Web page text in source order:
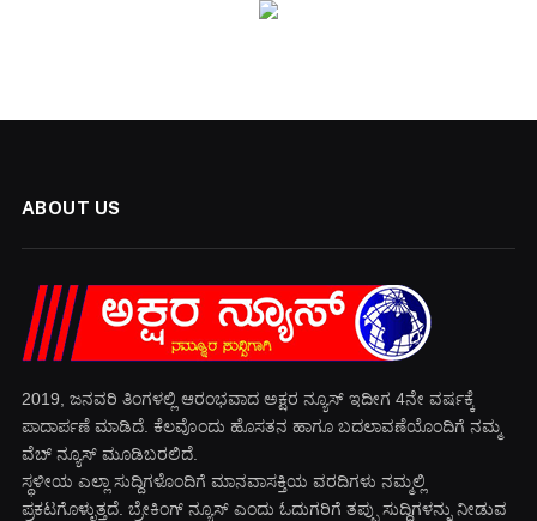
ABOUT US
2019, ಜನವರಿ‌ ತಿಂಗಳಲ್ಲಿ ಆರಂಭವಾದ ಅಕ್ಷರ ನ್ಯೂಸ್ ಇದೀಗ 4ನೇ ವರ್ಷಕ್ಕೆ
ಪಾದಾರ್ಪಣೆ ಮಾಡಿದೆ. ಕೆಲವೊಂದು ಹೊಸತನ ಹಾಗೂ ಬದಲಾವಣೆಯೊಂದಿಗೆ ನಮ್ಮ
ವೆಬ್ ನ್ಯೂಸ್ ಮೂಡಿಬರಲಿದೆ.
ಸ್ಥಳೀಯ ಎಲ್ಲಾ ಸುದ್ದಿಗಳೊಂದಿಗೆ ಮಾನವಾಸಕ್ತಿಯ ವರದಿಗಳು ನಮ್ಮಲ್ಲಿ
ಪ್ರಕಟಗೊಳ್ಳುತ್ತದೆ. ಬ್ರೇಕಿಂಗ್ ನ್ಯೂಸ್ ಎಂದು ಓದುಗರಿಗೆ ತಪ್ಪು ಸುದ್ದಿಗಳನ್ನು ನೀಡುವ